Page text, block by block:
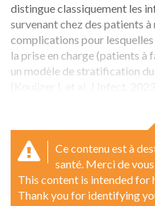
distingue classiquement les
survenant chez des patients
complications pour
la prise en charge (patients
un modèle de stratification
Ce contenu est à
santé. Merci de
This content is intended for
Thank you for identifying